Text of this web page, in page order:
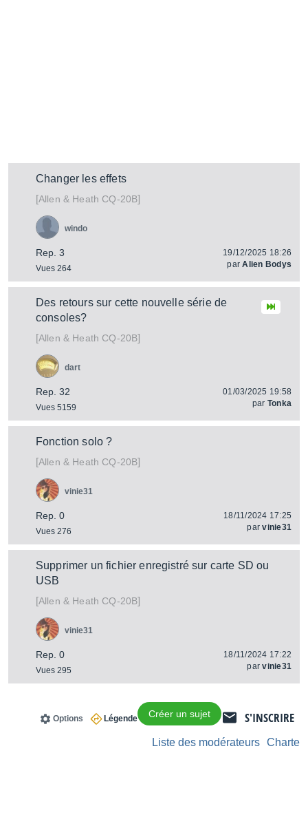
Changer les effets
[Allen & Heath CQ-20B]
Rep. 3
Vues 264
windo
19/12/2025 18:26
parAlien Bodys
Des retours sur cette nouvelle série de
consoles?
[Allen & Heath CQ-20B]
Rep. 32
Vues 5159
dart
01/03/2025 19:58
par Tonka
Fonction solo ?
[Allen & Heath CQ-20B]
Rep. 0
Vues 276
vinie31
18/11/2024 17:25
parvinie31
Supprimer un fichier enregistré sur carte SD ou
USB
[Allen & Heath CQ-20B]
Rep. 0
Vues 295
vinie31
18/11/2024 17:22
parvinie31
S'INSCRIRE
Créer un sujet
Légende
Options
Charte
Liste des modérateurs